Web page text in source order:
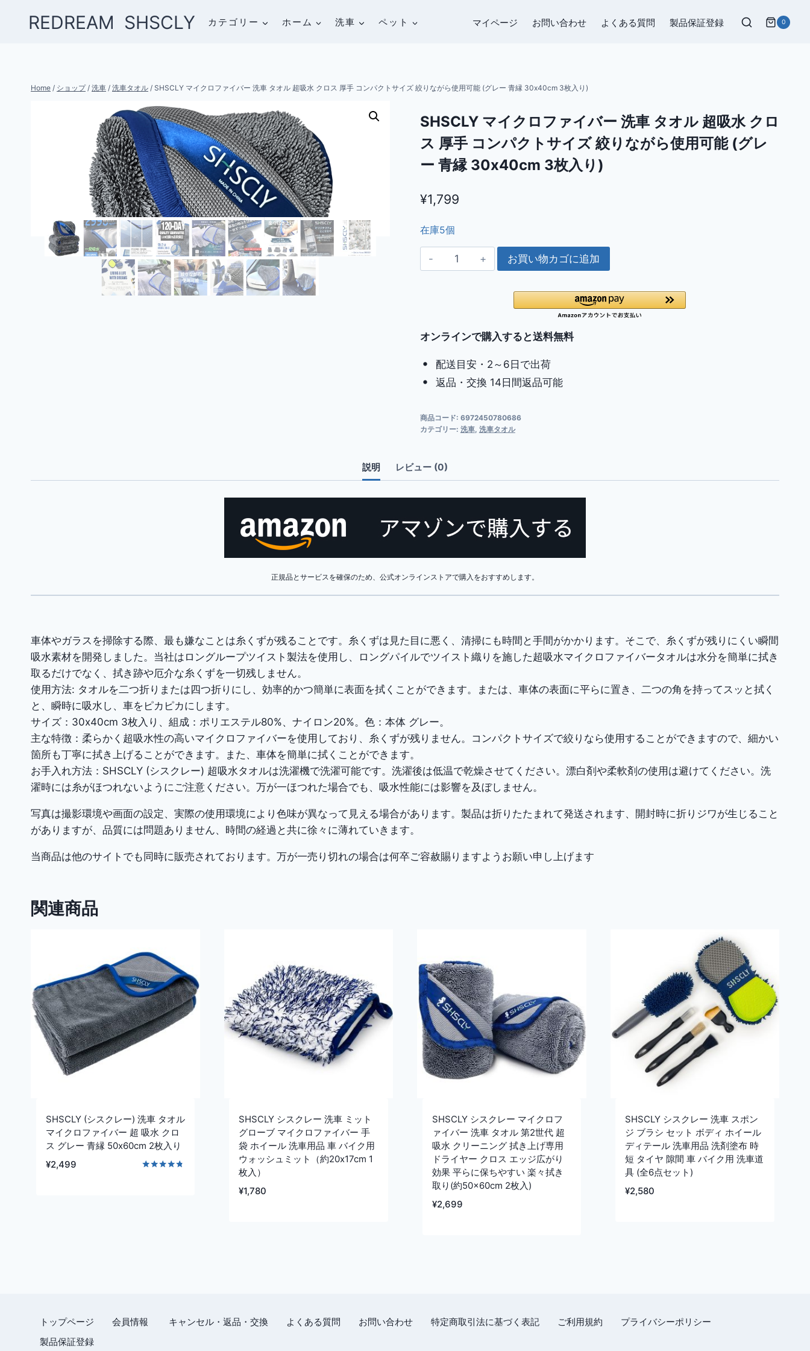
REDREAM SHSCLY カテゴリー ホーム 洗車 ペット マイページ お問い合わせ よくある質問 製品保証登録 0
Home / ショップ / 洗車 / 洗車タオル / SHSCLY マイクロファイバー 洗車 タオル 超吸水 クロス 厚手 コンパクトサイズ 絞りながら使用可能 (グレー 青縁 30x40cm 3枚入り)
SHSCLY マイクロファイバー 洗車 タオル 超吸水 クロ
ス 厚手 コンパクトサイズ 絞りながら使用可能 (グレ
ー 青縁 30x40cm 3枚入り)
¥1,799
在庫5個
SHSCLY
マ
フ
イ
バ
洗
車
オ
ル
超
水
ス
厚
ン
パ
ト
ズ
り
な
が
用
縁
30x40cm
3
枚
入
り)
個
お買い物カゴに追加
オンラインで購入すると送料無料
配送目安・2～6日で出荷
返品・交換 14日間返品可能
商品コード: 6972450780686
カテゴリー: 洗車, 洗車タオル
説明 レビュー (0)
正規品とサービスを確保のため、公式オンラインストアで購入をおすすめします。
車体やガラスを掃除する際、最も嫌なことは糸くずが残ることです。糸くずは見た目に悪く、清掃にも時間と手間がかかります。そこで、糸くずが残りにくい瞬間
吸水素材を開発しました。当社はロングループツイスト製法を使用し、ロングパイルでツイスト織りを施した超吸水マイクロファイバータオルは水分を簡単に拭き
取るだけでなく、拭き跡や厄介な糸くずを一切残しません。
使用方法: タオルを二つ折りまたは四つ折りにし、効率的かつ簡単に表面を拭くことができます。または、車体の表面に平らに置き、二つの角を持ってスッと拭く
と、瞬時に吸水し、車をピカピカにします。
サイズ：30x40cm 3枚入り、組成：ポリエステル80%、ナイロン20%。色：本体 グレー。
主な特徴：柔らかく超吸水性の高いマイクロファイバーを使用しており、糸くずが残りません。コンパクトサイズで絞りなら使用することができますので、細かい
箇所も丁寧に拭き上げることができます。また、車体を簡単に拭くことができます。
お手入れ方法：SHSCLY (シスクレー) 超吸水タオルは洗濯機で洗濯可能です。洗濯後は低温で乾燥させてください。漂白剤や柔軟剤の使用は避けてください。洗
濯時には糸がほつれないようにご注意ください。万が一ほつれた場合でも、吸水性能には影響を及ぼしません。
写真は撮影環境や画面の設定、実際の使用環境により色味が異なって見える場合があります。製品は折りたたまれて発送されます、開封時に折りジワが生じること
がありますが、品質には問題ありません、時間の経過と共に徐々に薄れていきます。
当商品は他のサイトでも同時に販売されております。万が一売り切れの場合は何卒ご容赦賜りますようお願い申し上げます
関連商品
SHSCLY (シスクレー) 洗車 タオル
マイクロファイバー 超 吸水 クロ
ス グレー 青縁 50x60cm 2枚入り
¥2,499
SHSCLY シスクレー 洗車 ミット
グローブ マイクロファイバー 手
袋 ホイール 洗車用品 車 バイク用
ウォッシュミット（約20x17cm 1
枚入）
¥1,780
SHSCLY シスクレー マイクロフ
ァイバー 洗車 タオル 第2世代 超
吸水 クリーニング 拭き上げ専用
ドライヤー クロス エッジ広がり
効果 平らに保ちやすい 楽々拭き
取り(約50×60cm 2枚入)
¥2,699
SHSCLY シスクレー 洗車 スポン
ジ ブラシ セット ボディ ホイール
ディテール 洗車用品 洗剤塗布 時
短 タイヤ 隙間 車 バイク用 洗車道
具 (全6点セット)
¥2,580
トップページ 会員情報 キャンセル・返品・交換 よくある質問 お問い合わせ 特定商取引法に基づく表記 ご利用規約
プライバシーポリシー
製品保証登録